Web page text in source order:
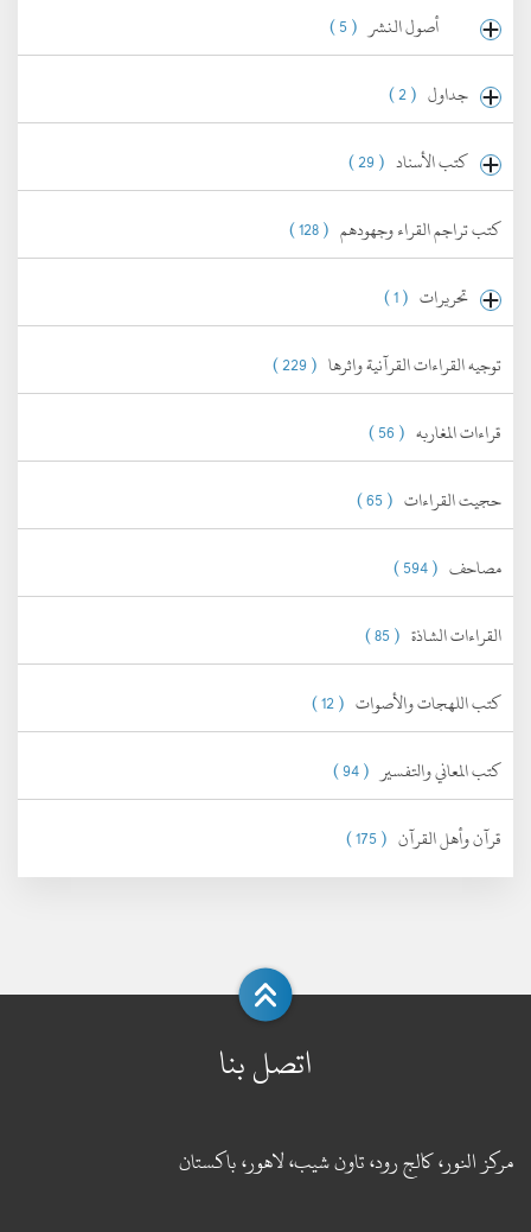
أصول النشر ( 5 )
جداول ( 2 )
كتب الأسناد ( 29 )
كتب تراجم القراء وجهودهم ( 128 )
تحريرات ( 1 )
توجيه القراءات القرآنية واثرها ( 229 )
قراءات المغاربه ( 56 )
حجيت القراءات ( 65 )
مصاحف ( 594 )
القراءات الشاذة ( 85 )
كتب اللهجات والأصوات ( 12 )
كتب المعاني والتفسير ( 94 )
قرآن وأهل القرآن ( 175 )
اتصل بنا
مركز النور، كالج رود، تاون شيب، لاهور، باكستان